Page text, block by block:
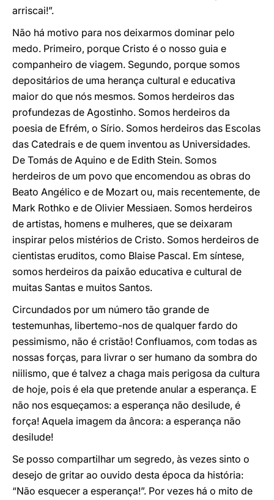
arriscai!”.
Não há motivo para nos deixarmos dominar pelo
medo. Primeiro, porque Cristo é o nosso guia e
companheiro de viagem. Segundo, porque somos
depositários de uma herança cultural e educativa
maior do que nós mesmos. Somos herdeiros das
profundezas de Agostinho. Somos herdeiros da
poesia de Efrém, o Sírio. Somos herdeiros das Escolas
das Catedrais e de quem inventou as Universidades.
De Tomás de Aquino e de Edith Stein. Somos
herdeiros de um povo que encomendou as obras do
Beato Angélico e de Mozart ou, mais recentemente, de
Mark Rothko e de Olivier Messiaen. Somos herdeiros
de artistas, homens e mulheres, que se deixaram
inspirar pelos mistérios de Cristo. Somos herdeiros de
cientistas eruditos, como Blaise Pascal. Em síntese,
somos herdeiros da paixão educativa e cultural de
muitas Santas e muitos Santos.
Circundados por um número tão grande de
testemunhas, libertemo-nos de qualquer fardo do
pessimismo, não é cristão! Confluamos, com todas as
nossas forças, para livrar o ser humano da sombra do
niilismo, que é talvez a chaga mais perigosa da cultura
de hoje, pois é ela que pretende anular a esperança. E
não nos esqueçamos: a esperança não desilude, é
força! Aquela imagem da âncora: a esperança não
desilude!
Se posso compartilhar um segredo, às vezes sinto o
desejo de gritar ao ouvido desta época da história:
“Não esquecer a esperança!”. Por vezes há o mito de